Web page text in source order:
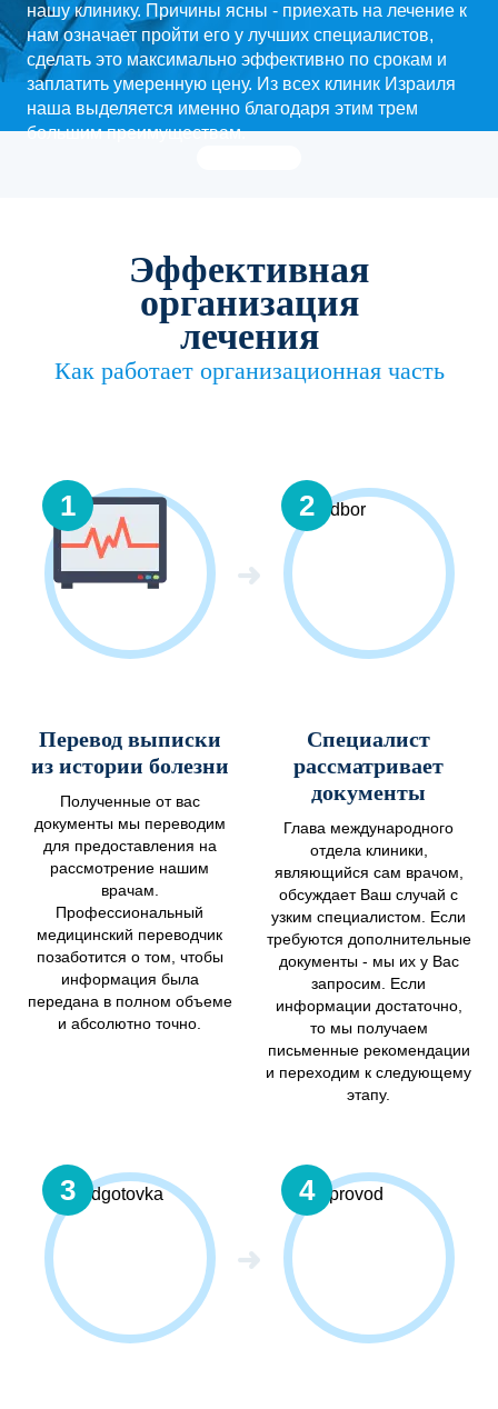
нашу клинику. Причины ясны - приехать на лечение к
нам означает пройти его у лучших специалистов,
сделать это максимально эффективно по срокам и
заплатить умеренную цену. Из всех клиник Израиля
наша выделяется именно благодаря этим трем
большим преимуществам.
Эффективная
организация
лечения
Как работает организационная часть
1
Перевод выписки
из истории болезни
Полученные от вас
документы мы переводим
для предоставления на
рассмотрение нашим
врачам.
Профессиональный
медицинский переводчик
позаботится о том, чтобы
информация была
передана в полном объеме
и абсолютно точно.
2
Специалист
рассматривает
документы
Глава международного
отдела клиники,
являющийся сам врачом,
обсуждает Ваш случай с
узким специалистом. Если
требуются дополнительные
документы - мы их у Вас
запросим. Если
информации достаточно,
то мы получаем
письменные рекомендации
и переходим к следующему
этапу.
3 4